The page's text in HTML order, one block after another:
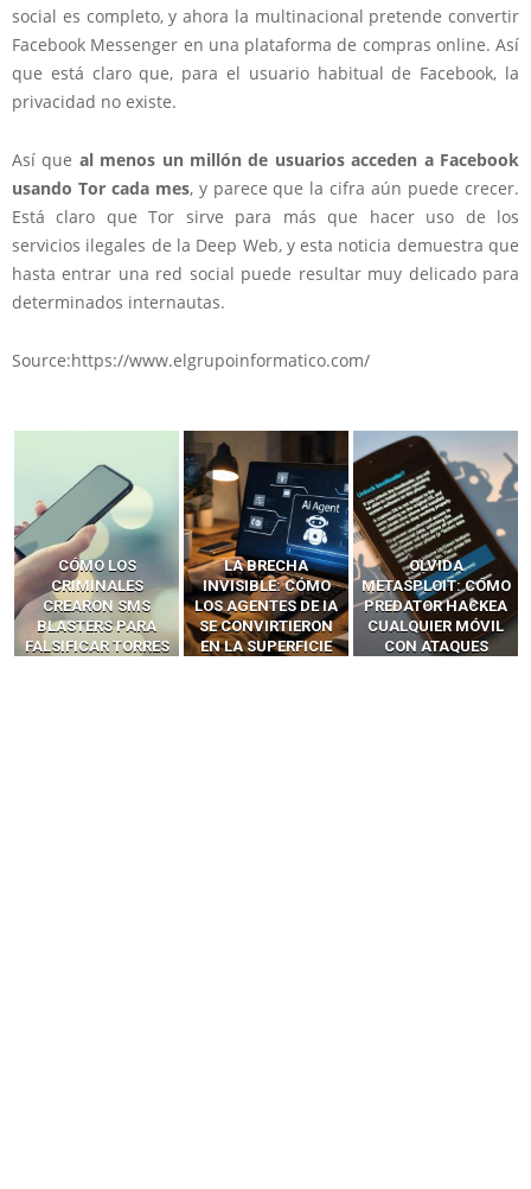
social es completo, y ahora la multinacional pretende convertir
Facebook Messenger en una plataforma de compras online. Así
que está claro que, para el usuario habitual de Facebook, la
privacidad no existe.
Así que al menos un millón de usuarios acceden a Facebook
usando Tor cada mes, y parece que la cifra aún puede crecer.
Está claro que Tor sirve para más que hacer uso de los
servicios ilegales de la Deep Web, y esta noticia demuestra que
hasta entrar una red social puede resultar muy delicado para
determinados internautas.
Source:https://www.elgrupoinformatico.com/
LA BRECHA
INVISIBLE: CÓMO
LOS AGENTES DE IA
SE CONVIRTIERON
EN LA SUPERFICIE
OLVIDA
METASPLOIT: CÓMO
PREDATOR HACKEA
CUALQUIER MÓVIL
CON ATAQUES
CÓMO LOS HACKERS
INTERCEPTAN OTPS
Y LLAMADAS
MÓVILES SIN
‘HACKEAR’ — EL